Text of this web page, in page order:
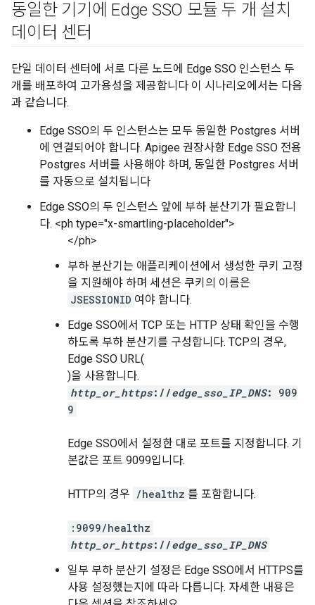
동일한 기기에 Edge SSO 모듈 두 개 설치
데이터 센터
단일 데이터 센터에 서로 다른 노드에 Edge SSO 인스턴스 두
개를 배포하여 고가용성을 제공합니다 이 시나리오에서는 다음
과 같습니다.
Edge SSO의 두 인스턴스는 모두 동일한 Postgres 서버
에 연결되어야 합니다. Apigee 권장사항 Edge SSO 전용
Postgres 서버를 사용해야 하며, 동일한 Postgres 서버
를 자동으로 설치됩니다
Edge SSO의 두 인스턴스 앞에 부하 분산기가 필요합니
다. <ph type="x-smartling-placeholder">
</ph>
부하 분산기는 애플리케이션에서 생성한 쿠키 고정
을 지원해야 하며 세션은 쿠키의 이름은
JSESSIONID 여야 합니다.
Edge SSO에서 TCP 또는 HTTP 상태 확인을 수행
하도록 부하 분산기를 구성합니다. TCP의 경우,
Edge SSO URL(
)을 사용합니다.
http_or_https://edge_sso_IP_DNS:
909
9
Edge SSO에서 설정한 대로 포트를 지정합니다. 기
본값은 포트 9099입니다.
HTTP의 경우 /healthz 를 포함합니다.
:9099/healthz
http_or_https://edge_sso_IP_DNS
일부 부하 분산기 설정은 Edge SSO에서 HTTPS를
사용 설정했는지에 따라 다릅니다. 자세한 내용은